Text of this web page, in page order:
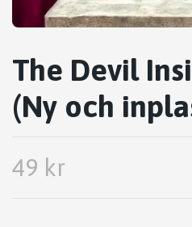
The Devil
(Ny och
49 kr